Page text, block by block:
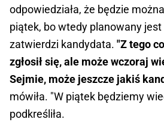
odpowiedziała, że będzie
piątek, bo wtedy planowany jest
zatwierdzi kandydata. "Z tego
zgłosił się, ale może wczoraj
Sejmie, może jeszcze jakiś
mówiła. "W piątek będziemy
podkreśliła.